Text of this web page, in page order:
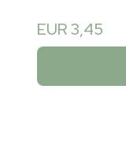
EUR 3,45